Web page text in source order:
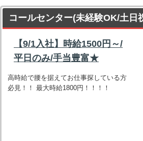
コールセンター(未経験OK/土日
【9/1入社】時給1500円～/
平日のみ/手当豊富★
高時給で腰を据えてお仕事探している方
必見！！ 最大時給1800円！！！！